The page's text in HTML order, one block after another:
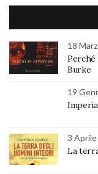
18
Perché
Burke
19
3 Aprile
La